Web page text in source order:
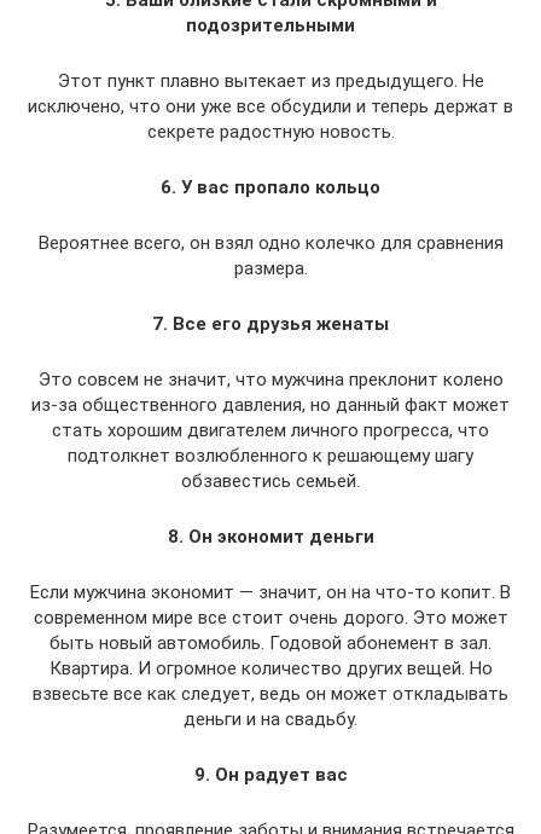
подозрительными
Этот пункт плавно вытекает из предыдущего. Не
исключено, что они уже все обсудили и теперь держат в
секрете радостную новость.
6. У вас пропало кольцо
Вероятнее всего, он взял одно колечко для сравнения
размера.
7. Все его друзья женаты
Это совсем не значит, что мужчина преклонит колено
из-за общественного давления, но данный факт может
стать хорошим двигателем личного прогресса, что
подтолкнет возлюбленного к решающему шагу
обзавестись семьей.
8. Он экономит деньги
Если мужчина экономит — значит, он на что-то копит. В
современном мире все стоит очень дорого. Это может
быть новый автомобиль. Годовой абонемент в зал.
Квартира. И огромное количество других вещей. Но
взвесьте все как следует, ведь он может откладывать
деньги и на свадьбу.
9. Он радует вас